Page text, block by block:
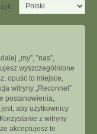
„my”, ”nas”,
wyszczególnione
opuść to miejsce,
witryny „Reconnet”
postanowienia,
aby użytkownicy
z witryny
akceptujesz te